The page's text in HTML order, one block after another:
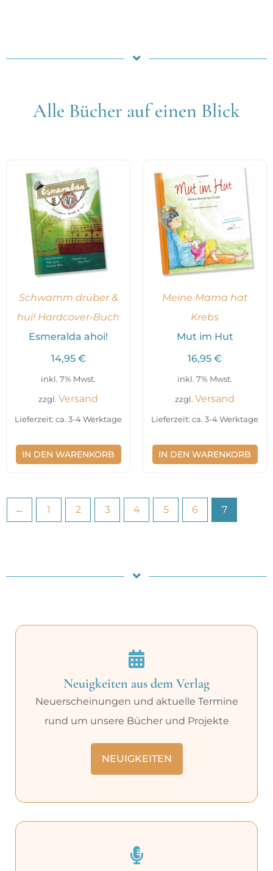
Alle Bücher auf einen Blick
Schwamm drüber &
hui! Hardcover-Buch
Esmeralda ahoi!
14,95 €
inkl. 7% Mwst.
zzgl. Versand
Lieferzeit: ca. 3-4 Werktage
IN DEN WARENKORB
Meine Mama hat
Krebs
Mut im Hut
16,95 €
inkl. 7% Mwst.
zzgl. Versand
Lieferzeit: ca. 3-4 Werktage
IN DEN WARENKORB
← 1 2 3 4 5 6 7
Neuigkeiten aus dem Verlag
Neuerscheinungen und aktuelle Termine
rund um unsere Bücher und Projekte
NEUIGKEITEN